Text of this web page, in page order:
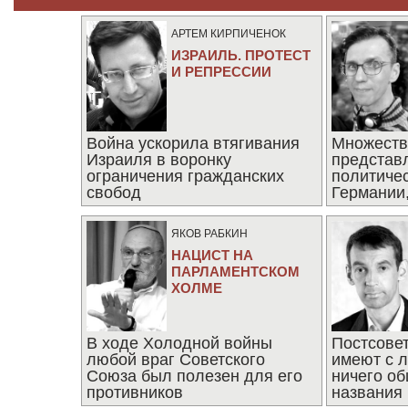
АРТЕМ КИРПИЧЕНОК
ИЗРАИЛЬ. ПРОТЕСТ
И РЕПРЕССИИ
Война ускорила втягивания
Израиля в воронку
ограничения гражданских
свобод
ЯКОВ РАБКИН
НАЦИСТ НА
ПАРЛАМЕНТСКОМ
ХОЛМЕ
В ходе Холодной войны
любой враг Советского
Союза был полезен для его
противников
имеют с
ничего
названия